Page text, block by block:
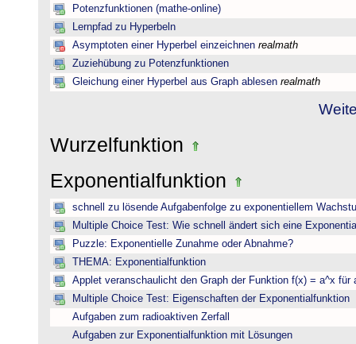
Potenzfunktionen (mathe-online)
Lernpfad zu Hyperbeln
Asymptoten einer Hyperbel einzeichnen realmath
Zuziehübung zu Potenzfunktionen
Gleichung einer Hyperbel aus Graph ablesen realmath
Wurzelfunktion
Exponentialfunktion
schnell zu lösende Aufgabenfolge zu exponentiellem
Multiple Choice Test: Wie schnell ändert sich eine
Puzzle: Exponentielle Zunahme oder Abnahme?
THEMA: Exponentialfunktion
Applet veranschaulicht den Graph der Funktion f(x) = a^x für
Multiple Choice Test: Eigenschaften der Exponentialfunktion
Aufgaben zum radioaktiven Zerfall
Aufgaben zur Exponentialfunktion mit Lösungen